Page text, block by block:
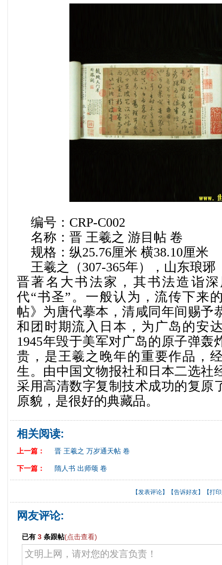
编号： CRP-C002
名称：晋 王羲之 游目帖 卷
规格：纵25.76厘米 横38.10厘米
王羲之（307-365年），山东琅琊
晋著名大书法家，其书法造诣
代“书圣”。一般认为，流传下来
帖》为唐代摹本，清咸同年间赐予
和团时期流入日本，为广岛的安
1945年毁于美军对广岛的原子弹轰
贵，是王羲之晚年的重要作品，
生。由中国文物报社和日本二选社
采用高清数字复制技术成功的复原
原貌，是很好的典藏品。
相关阅读:
上一篇： 晋 王羲之 万岁通天帖 卷
下一篇： 隋人书 出师颂 卷
【发表评论】【告诉好友】【打
网友评论:
已有 3 条跟帖(点击查看)